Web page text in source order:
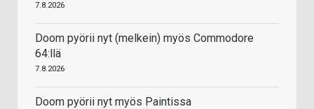
7.8.2026
Doom pyörii nyt (melkein) myös Commodore
64:llä
7.8.2026
Doom pyörii nyt myös Paintissa